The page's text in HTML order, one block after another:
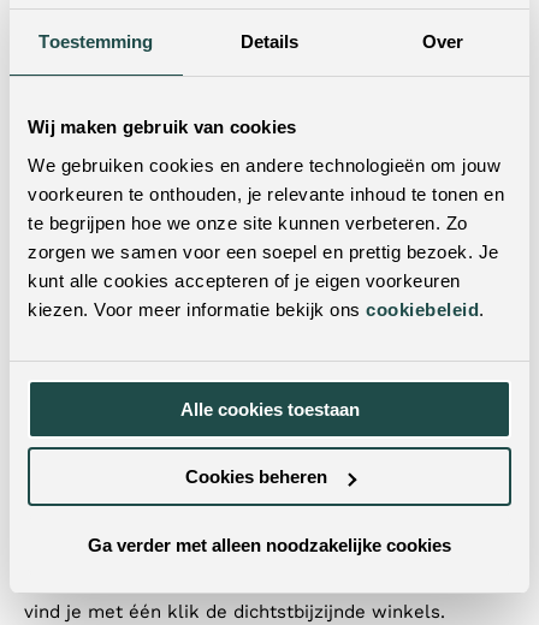
Toestemming Details Over
Wij maken gebruik van cookies
We gebruiken cookies en andere technologieën om jouw
voorkeuren te onthouden, je relevante inhoud te tonen en
te begrijpen hoe we onze site kunnen verbeteren. Zo
zorgen we samen voor een soepel en prettig bezoek. Je
kunt alle cookies accepteren of je eigen voorkeuren
kiezen. Voor meer informatie bekijk ons cookiebeleid.
Alle cookies toestaan
Cookies beheren
Ga verder met alleen noodzakelijke cookies
Zithoogte: 49
Armleuning: Ja
Verrijdbaar:
Verstelbare hoogte: Nee
Hoogte armleuning: 66
Tijdelijk niet leverbaar.
Wil je dit product in het echt zien?
is er altijd een winkel bij jou in de buurt! Door je
vind je met één klik de dichtstbijzijnde winkels.